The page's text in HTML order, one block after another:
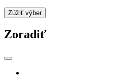
Zúžiť výber
Zoradiť